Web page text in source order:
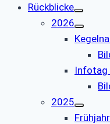
Rückblicke
2026
Infotag
2025